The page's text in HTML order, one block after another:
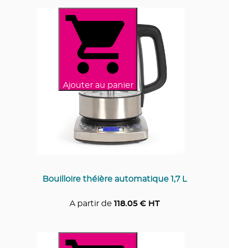
Ajouter au panier
Bouilloire théière automatique 1,7 L
A partir de 118.05€ HT